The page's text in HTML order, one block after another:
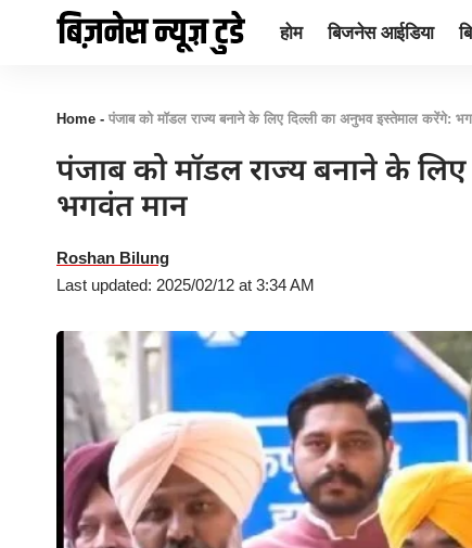
होम बिजनेस आईडिया
Home - पंजाब को मॉडल राज्य बनाने के लिए दिल्ली का अनुभव इस्तेमाल करेंगे:
पंजाब को मॉडल राज्य बनाने के
भगवंत मान
Last updated: 2025/02/12 at 3:34 AM
Roshan Bilung